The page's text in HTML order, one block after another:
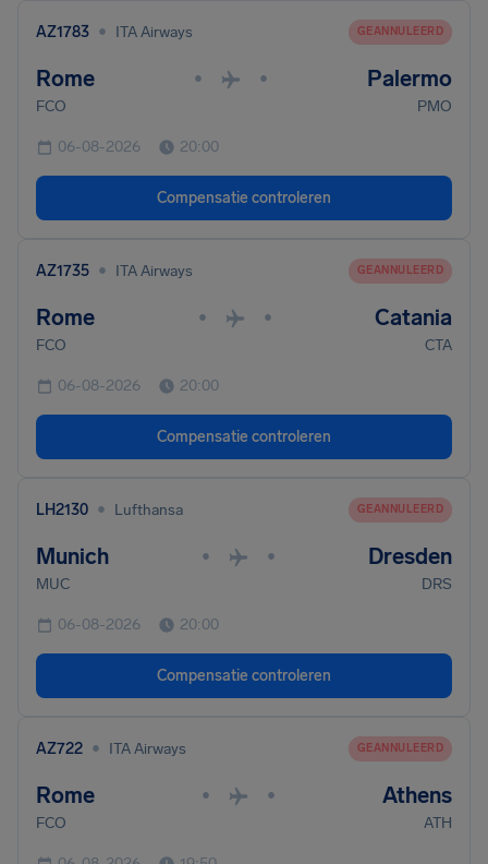
AZ1783 • ITA Airways GEANNULEERD
Rome • • Palermo
FCO PMO
06-08-2026 20:00
Compensatie controleren
AZ1735 • ITA Airways GEANNULEERD
Rome • • Catania
FCO CTA
06-08-2026 20:00
Compensatie controleren
LH2130 • Lufthansa GEANNULEERD
Munich • • Dresden
MUC DRS
06-08-2026 20:00
Compensatie controleren
AZ722 • ITA Airways GEANNULEERD
Rome • • Athens
FCO ATH